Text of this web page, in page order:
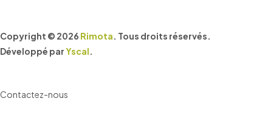
Copyright © 2026 Rimota. Tous droits réservés.
Développé parYscal.
Contactez-nous